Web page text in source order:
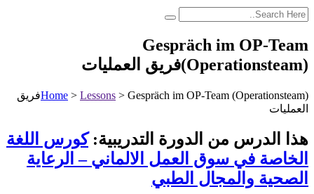
Gespräch im OP-Team
(Operationsteam)فريق العمليات
Home > Lessons >
Gespräch im OP-Team (Operationsteam)فريق
العمليات
هذا الدرس من الدورة التدريبية:كورس اللغة
الخاصة في سوق العمل الالماني – الرعاية
الصحية والمجال الطبي